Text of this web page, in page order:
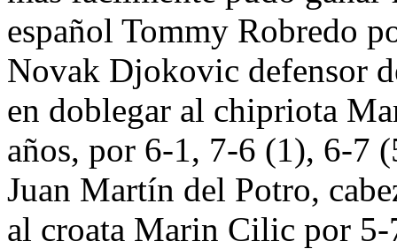
español Tommy Robredo
Novak Djokovic defensor
en doblegar al chipriota
años, por 6-1, 7-6 (1), 6-7
Juan Martín del Potro,
al croata Marin Cilic por